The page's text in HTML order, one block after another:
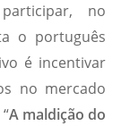
no
o português
é incentivar
no mercado
A maldição do